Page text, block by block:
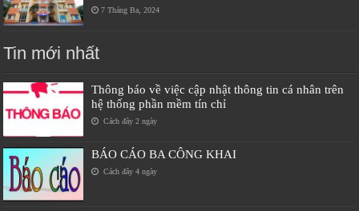
7 Tháng Ba, 2024
Tin mới nhất
Thông báo về việc cập nhật thông tin cá nhân trên
hệ thống phần mềm tín chỉ
Cách đây 2 ngày
BÁO CÁO BA CÔNG KHAI
Cách đây 4 ngày